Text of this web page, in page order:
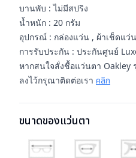
บานพับ : ไม่มีสปริง
น้ำหนัก : 20 กรัม
อุปกรณ์ : กล่องแว่น , ผ้าเช็ดแว่น
การรับประกัน : ประกันศูนย์
หากสนใจสั่งชื้อแว่นตา Oakley
ลงไว้กรุณาติดต่อเรา คลิก
ขนาดของแว่นตา